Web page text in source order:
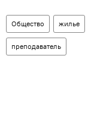
Общество жилье
преподаватель